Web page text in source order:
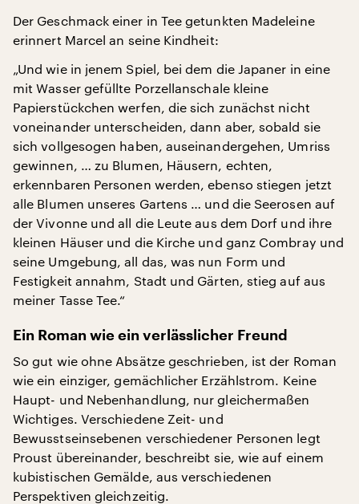
Der Geschmack einer in Tee getunkten Madeleine
erinnert Marcel an seine Kindheit:
„Und wie in jenem Spiel, bei dem die Japaner in eine
mit Wasser gefüllte Porzellanschale kleine
Papierstückchen werfen, die sich zunächst nicht
voneinander unterscheiden, dann aber, sobald sie
sich vollgesogen haben, auseinandergehen, Umriss
gewinnen, … zu Blumen, Häusern, echten,
erkennbaren Personen werden, ebenso stiegen jetzt
alle Blumen unseres Gartens … und die Seerosen auf
der Vivonne und all die Leute aus dem Dorf und ihre
kleinen Häuser und die Kirche und ganz Combray und
seine Umgebung, all das, was nun Form und
Festigkeit annahm, Stadt und Gärten, stieg auf aus
meiner Tasse Tee.“
Ein Roman wie ein verlässlicher Freund
So gut wie ohne Absätze geschrieben, ist der Roman
wie ein einziger, gemächlicher Erzählstrom. Keine
Haupt- und Nebenhandlung, nur gleichermaßen
Wichtiges. Verschiedene Zeit- und
Bewusstseinsebenen verschiedener Personen legt
Proust übereinander, beschreibt sie, wie auf einem
kubistischen Gemälde, aus verschiedenen
Perspektiven gleichzeitig.